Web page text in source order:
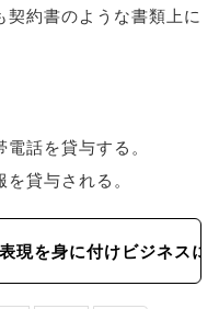
約書のような書類上に
話を貸与する。
貸与される。
現を身に付けビジネスに